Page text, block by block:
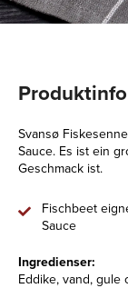
Svansø
Sauce. Es ist ein
Geschmack ist.
Fischbeet
Sauce
Ingredienser:
Eddike, vand, gule